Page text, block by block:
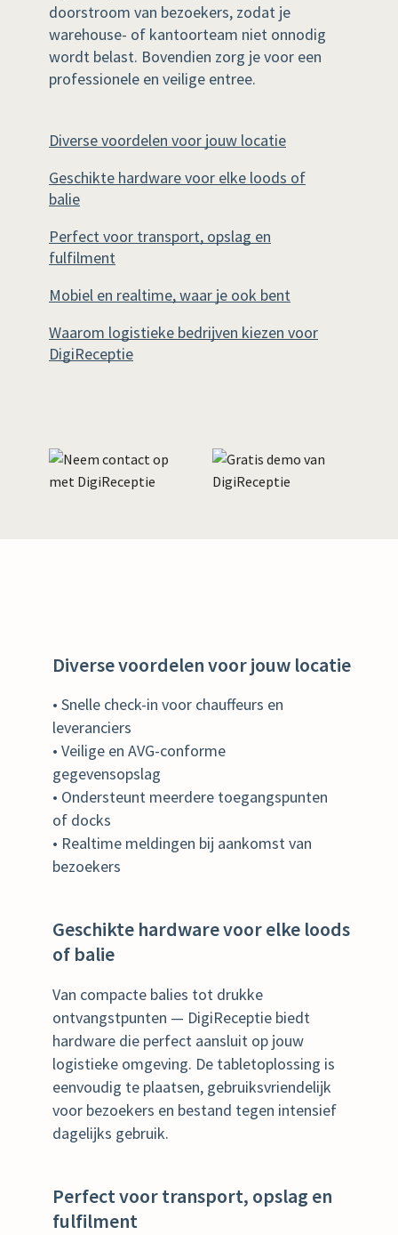
doorstroom van bezoekers, zodat je
warehouse- of kantoorteam niet onnodig
wordt belast. Bovendien zorg je voor een
professionele en veilige entree.
Diverse voordelen voor jouw locatie
Geschikte hardware voor elke loods of
balie
Perfect voor transport, opslag en
fulfilment
Mobiel en realtime, waar je ook bent
Waarom logistieke bedrijven kiezen voor
DigiReceptie
Diverse voordelen voor jouw locatie
• Snelle check-in voor chauffeurs en
leveranciers
• Veilige en AVG-conforme
gegevensopslag
• Ondersteunt meerdere toegangspunten
of docks
• Realtime meldingen bij aankomst van
bezoekers
Geschikte hardware voor elke loods
of balie
Van compacte balies tot drukke
ontvangstpunten — DigiReceptie biedt
hardware die perfect aansluit op jouw
logistieke omgeving. De tabletoplossing is
eenvoudig te plaatsen, gebruiksvriendelijk
voor bezoekers en bestand tegen intensief
dagelijks gebruik.
Perfect voor transport, opslag en
fulfilment